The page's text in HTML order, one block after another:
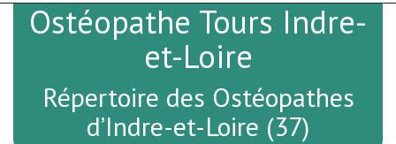
Ostéopathe Tours Indre-
et-Loire
Répertoire des Ostéopathes
d’Indre-et-Loire (37)